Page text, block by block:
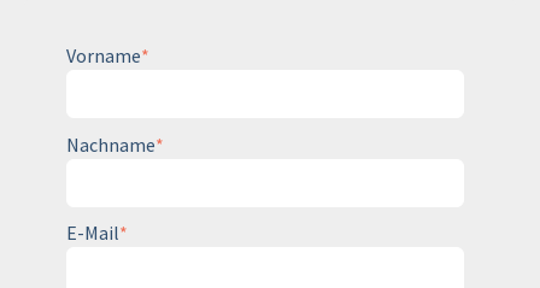
Vorname*
Nachname*
E-Mail*